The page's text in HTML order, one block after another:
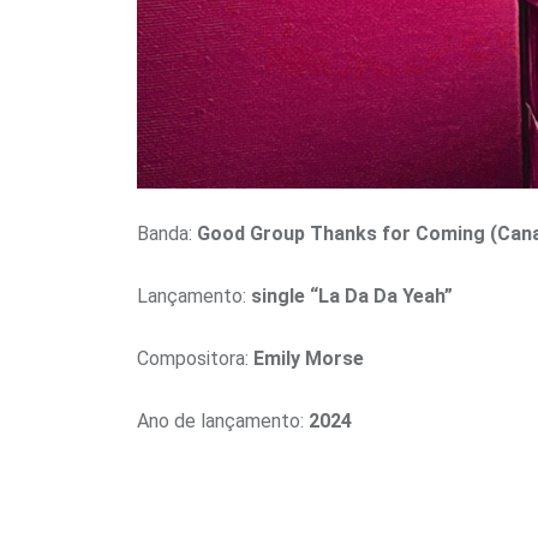
Banda: Good Group Thanks for Coming
Lançamento: single “La Da Da Yeah”
Compositora: Emily Morse
Ano de lançamento: 2024